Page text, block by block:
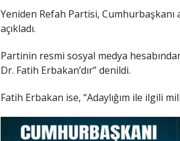
Yeniden Refah Partisi, Cumhurbaşkanı
açıkladı.
Partinin resmi sosyal medya
Dr. Fatih Erbakan’dır” denildi.
Fatih Erbakan ise, “Adaylığım ile ilgili